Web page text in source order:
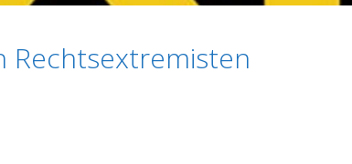
Rechtsextremisten